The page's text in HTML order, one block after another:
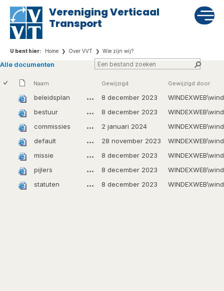
Vereniging Verticaal
Transport
Home Over VVT Wie zijn wij?
Alle documenten
Naam Gewijzigd Gewijzigd door
beleidsplan 8 december 2023
bestuur
8 december 2023
commissies
2 januari 2024
default
28 november 2023
missie
8 december 2023
pijlers
8 december 2023
statuten
8 december 2023